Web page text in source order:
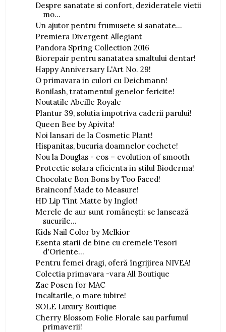
Despre sanatate si confort, dezideratele vietii
mo...
Un ajutor pentru frumusete si sanatate...
Premiera Divergent Allegiant
Pandora Spring Collection 2016
Biorepair pentru sanatatea smaltului dentar!
Happy Anniversary L'Art No. 29!
O primavara in culori cu Deichmann!
Bonilash, tratamentul genelor fericite!
Noutatile Abeille Royale
Plantur 39, solutia impotriva caderii parului!
Queen Bee by Apivita!
Noi lansari de la Cosmetic Plant!
Hispanitas, bucuria doamnelor cochete!
Nou la Douglas - eos – evolution of smooth
Protectie solara eficienta in stilul Bioderma!
Chocolate Bon Bons by Too Faced!
Brainconf Made to Measure!
HD Lip Tint Matte by Inglot!
Merele de aur sunt româneşti: se lansează
sucurile...
Kids Nail Color by Melkior
Esenta starii de bine cu cremele Tesori
d'Oriente...
Pentru femei dragi, oferă îngrijirea NIVEA!
Colectia primavara -vara All Boutique
Zac Posen for MAC
Incaltarile, o mare iubire!
SOLE Luxury Boutique
Cherry Blossom Folie Florale sau parfumul
primaverii!